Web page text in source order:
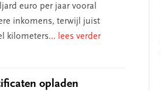
euro per jaar vooral
inkomens, terwijl juist
kilometers... lees verder
opladen